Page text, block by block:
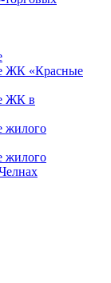
ЖК «Красные
ЖК в
жилого
жилого